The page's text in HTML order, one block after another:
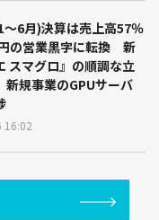
6月)決算は売上高57％
の営業黒字に転換 新
スマグロ』の順調な立
規事業のGPUサーバ
16:02